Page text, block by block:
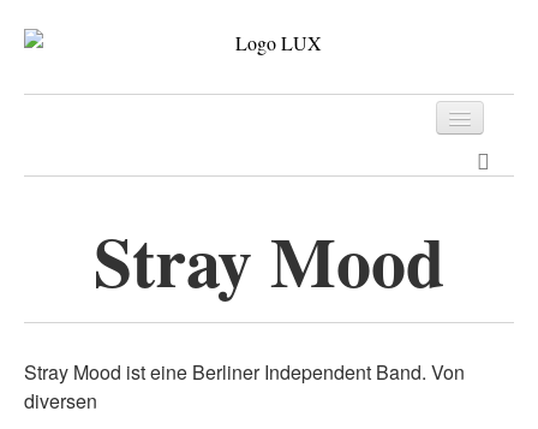
Archiv
Kontakt
Stray Mood
Stray Mood ist eine Berliner Independent Band. Von
diversen